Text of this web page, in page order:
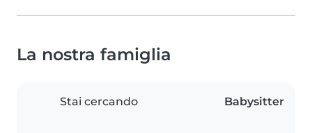
La nostra famiglia
Stai cercando Babysitter